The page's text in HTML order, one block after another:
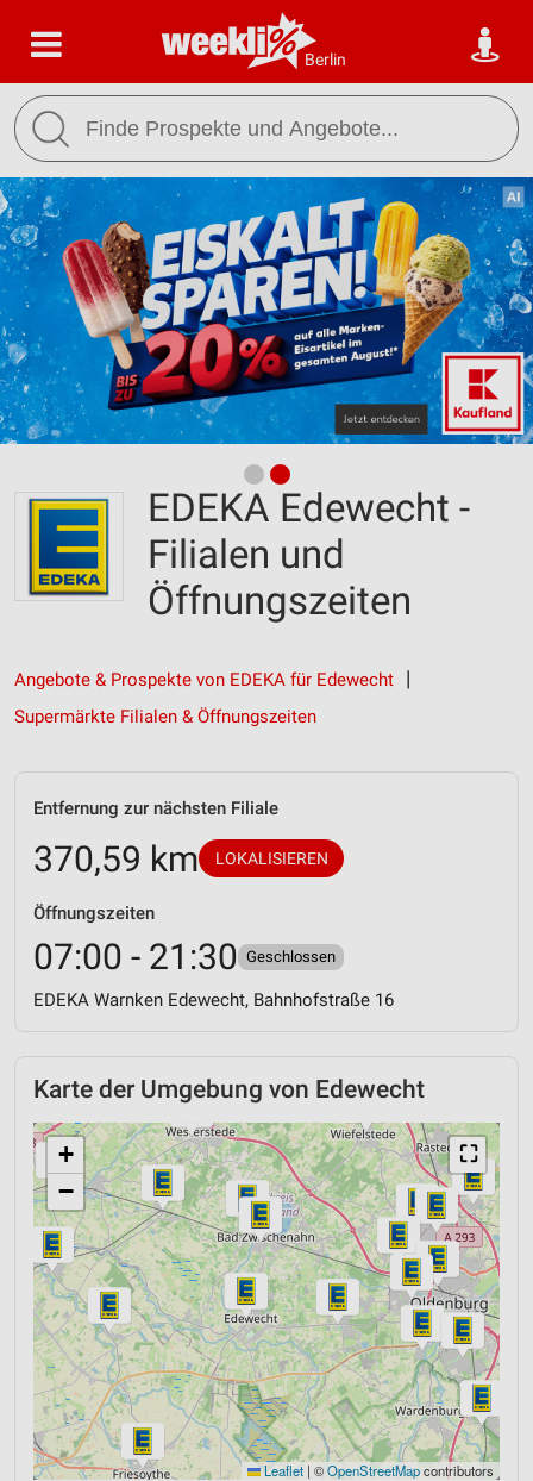
Berlin
EDEKA Edewecht -
Filialen und
Öffnungszeiten
Angebote & Prospekte von EDEKA für Edewecht
Supermärkte Filialen & Öffnungszeiten
Entfernung zur nächsten Filiale
370,59 km LOKALISIEREN
Öffnungszeiten
07:00 - 21:30 Geschlossen
EDEKA Warnken Edewecht, Bahnhofstraße 16
Karte der Umgebung von Edewecht
⛶
+
−
Leaflet | ©OpenStreetMapcontributors